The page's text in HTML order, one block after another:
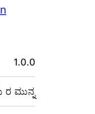
1.0.0
ರ ಮುನ್ನ